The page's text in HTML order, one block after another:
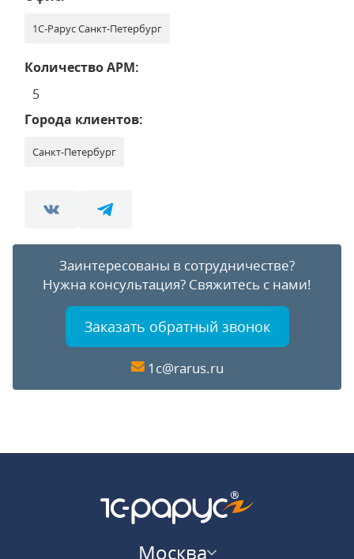
1С-Рарус Санкт-Петербург
Количество АРМ:
5
Города клиентов:
Санкт-Петербург
Заинтересованы в сотрудничестве?
Нужна консультация? Свяжитесь с нами!
Заказать обратный звонок
1c@rarus.ru
Москва